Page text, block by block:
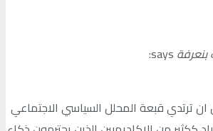
بنعرفة says:
ترتدي قبعة المحلل السياسي الاجتماعي